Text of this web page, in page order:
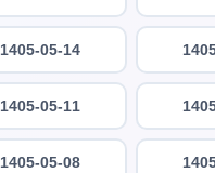
1405-05-14
1405-05-11
1405-05-08